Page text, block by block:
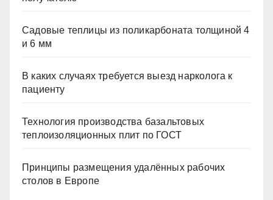
Садовые теплицы из поликарбоната толщиной 4
и 6 мм
В каких случаях требуется выезд нарколога к
пациенту
Технология производства базальтовых
теплоизоляционных плит по ГОСТ
Принципы размещения удалённых рабочих
столов в Европе